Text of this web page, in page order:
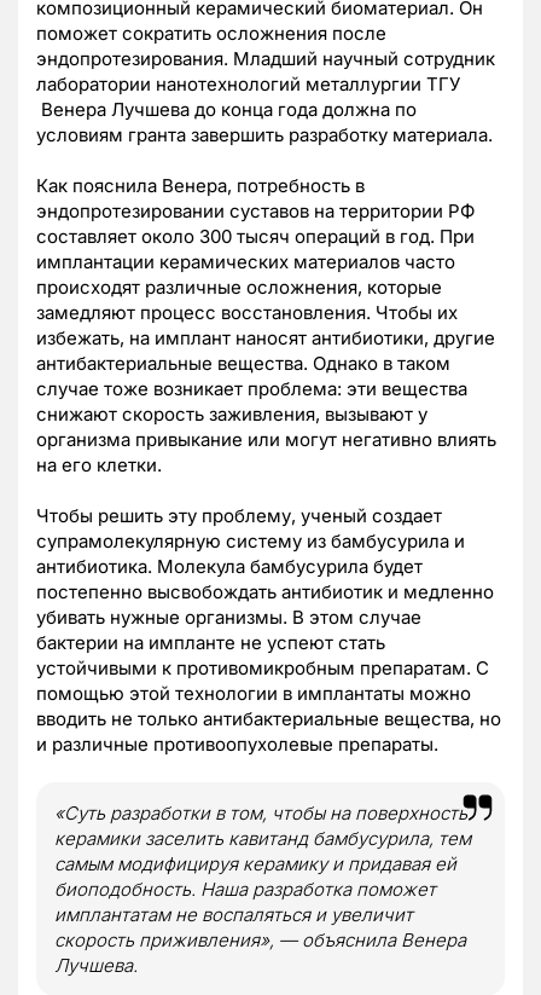
композиционный керамический биоматериал. Он
поможет сократить осложнения после
эндопротезирования. Младший научный сотрудник
лаборатории нанотехнологий металлургии ТГУ
Венера Лучшева до конца года должна по
условиям гранта завершить разработку материала.
Как пояснила Венера, потребность в
эндопротезировании суставов на территории РФ
составляет около 300 тысяч операций в год. При
имплантации керамических материалов часто
происходят различные осложнения, которые
замедляют процесс восстановления. Чтобы их
избежать, на имплант наносят антибиотики, другие
антибактериальные вещества. Однако в таком
случае тоже возникает проблема: эти вещества
снижают скорость заживления, вызывают у
организма привыкание или могут негативно влиять
на его клетки.
Чтобы решить эту проблему, ученый создает
супрамолекулярную систему из бамбусурила и
антибиотика. Молекула бамбусурила будет
постепенно высвобождать антибиотик и медленно
убивать нужные организмы. В этом случае
бактерии на импланте не успеют стать
устойчивыми к противомикробным препаратам. С
помощью этой технологии в имплантаты можно
вводить не только антибактериальные вещества, но
и различные противоопухолевые препараты.
«Суть разработки в том, чтобы на поверхность
керамики заселить кавитанд бамбусурила, тем
самым модифицируя керамику и придавая ей
биоподобность. Наша разработка поможет
имплантатам не воспаляться и увеличит
скорость приживления», — объяснила Венера
Лучшева.